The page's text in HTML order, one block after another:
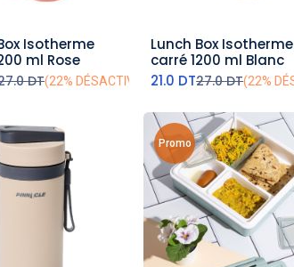
au panier
Isotherme
ml Rose
DT(22% DÉSACTIVÉ)
ajouter au panier
Lunch Box Isotherme
carré 1200 ml Blanc
21.0 DT27.0DT(22%
Promo